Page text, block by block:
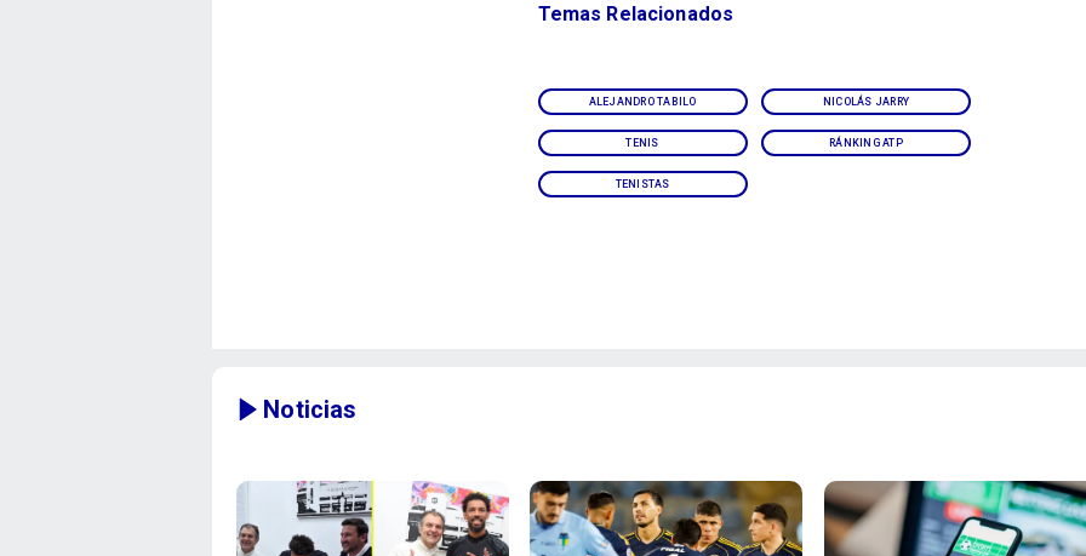
ALEJANDRO TABILO NICOLÁS JARRY
TENIS RÁNKING ATP
TENISTAS
Temas Relacionados
Noticias